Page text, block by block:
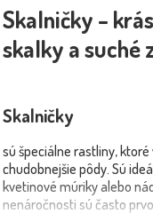
Skalničky –
skalky a suché
Skalničky
sú špeciálne rastliny,
chudobnejšie pôdy. Sú
kvetinové múriky alebo
nenáročnosti sú často